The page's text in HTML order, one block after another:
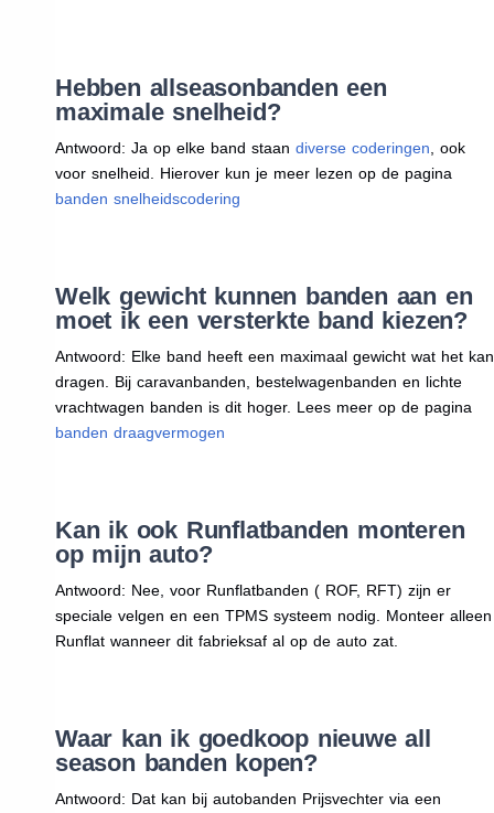
Hebben allseasonbanden een
maximale snelheid?
Antwoord: Ja op elke band staan diverse coderingen , ook
voor snelheid. Hierover kun je meer lezen op de pagina
banden snelheidscodering
Welk gewicht kunnen banden aan en
moet ik een versterkte band kiezen?
Antwoord: Elke band heeft een maximaal gewicht wat het kan
dragen. Bij caravanbanden, bestelwagenbanden en lichte
vrachtwagen banden is dit hoger. Lees meer op de pagina
banden draagvermogen
Kan ik ook Runflatbanden monteren
op mijn auto?
Antwoord: Nee, voor Runflatbanden ( ROF, RFT) zijn er
speciale velgen en een TPMS systeem nodig. Monteer alleen
Runflat wanneer dit fabrieksaf al op de auto zat.
Waar kan ik goedkoop nieuwe all
season banden kopen?
Antwoord: Dat kan bij autobanden Prijsvechter via een